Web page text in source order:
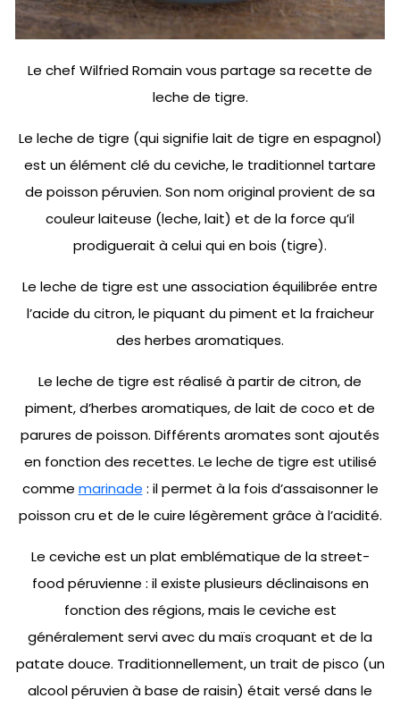
Le chef Wilfried Romain vous partage sa recette de
leche de tigre.
Le leche de tigre (qui signifie lait de tigre en espagnol)
est un élément clé du ceviche, le traditionnel tartare
de poisson péruvien. Son nom original provient de sa
couleur laiteuse (leche, lait) et de la force qu’il
prodiguerait à celui qui en bois (tigre).
Le leche de tigre est une association équilibrée entre
l’acide du citron, le piquant du piment et la fraicheur
des herbes aromatiques.
Le leche de tigre est réalisé à partir de citron, de
piment, d’herbes aromatiques, de lait de coco et de
parures de poisson. Différents aromates sont ajoutés
en fonction des recettes. Le leche de tigre est utilisé
comme marinade : il permet à la fois d’assaisonner le
poisson cru et de le cuire légèrement grâce à l’acidité.
Le ceviche est un plat emblématique de la street-
food péruvienne : il existe plusieurs déclinaisons en
fonction des régions, mais le ceviche est
généralement servi avec du maïs croquant et de la
patate douce. Traditionnellement, un trait de pisco (un
alcool péruvien à base de raisin) était versé dans le